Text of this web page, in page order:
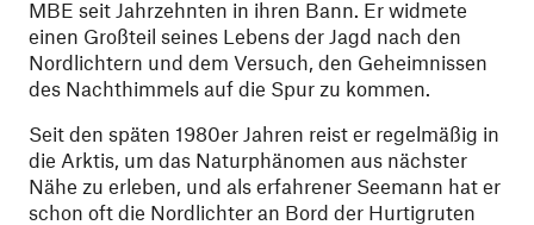
MBE seit Jahrzehnten in ihren Bann. Er widmete
einen Großteil seines Lebens der Jagd nach den
Nordlichtern und dem Versuch, den Geheimnissen
des Nachthimmels auf die Spur zu kommen.
Seit den späten 1980er Jahren reist er regelmäßig in
die Arktis, um das Naturphänomen aus nächster
Nähe zu erleben, und als erfahrener Seemann hat er
schon oft die Nordlichter an Bord der Hurtigruten